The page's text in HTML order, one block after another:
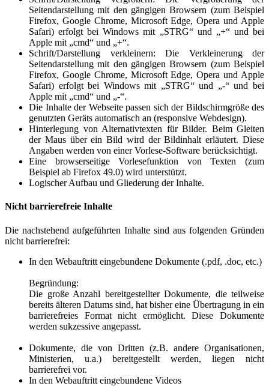
Seitendarstellung mit den gängigen Browsern (zum Beispiel
Firefox, Google Chrome, Microsoft Edge, Opera und Apple
Safari) erfolgt bei Windows mit „STRG“ und „+“ und bei
Apple mit „cmd“ und „+“.
Schrift/Darstellung verkleinern: Die Verkleinerung der
Seitendarstellung mit den gängigen Browsern (zum Beispiel
Firefox, Google Chrome, Microsoft Edge, Opera und Apple
Safari) erfolgt bei Windows mit „STRG“ und „-“ und bei
Apple mit „cmd“ und „-“.
Die Inhalte der Webseite passen sich der Bildschirmgröße des
genutzten Geräts automatisch an (responsive Webdesign).
Hinterlegung von Alternativtexten für Bilder. Beim Gleiten
der Maus über ein Bild wird der Bildinhalt erläutert. Diese
Angaben werden von einer Vorlese-Software berücksichtigt.
Eine browserseitige Vorlesefunktion von Texten (zum
Beispiel ab Firefox 49.0) wird unterstützt.
Logischer Aufbau und Gliederung der Inhalte.
Nicht barrierefreie Inhalte
Die nachstehend aufgeführten Inhalte sind aus folgenden Gründen
nicht barrierefrei:
In den Webauftritt eingebundene Dokumente (.pdf, .doc, etc.)
Begründung:
Die große Anzahl bereitgestellter Dokumente, die teilweise
bereits älteren Datums sind, hat bisher eine Übertragung in ein
barrierefreies Format nicht ermöglicht. Diese Dokumente
werden sukzessive angepasst.
Dokumente, die von Dritten (z.B. andere Organisationen,
Ministerien, u.a.) bereitgestellt werden, liegen nicht
barrierefrei vor.
In den Webauftritt eingebundene Videos